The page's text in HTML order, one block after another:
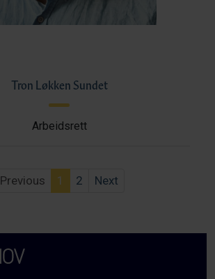
Tron Løkken Sundet
Arbeidsrett
Previous 1 2 Next